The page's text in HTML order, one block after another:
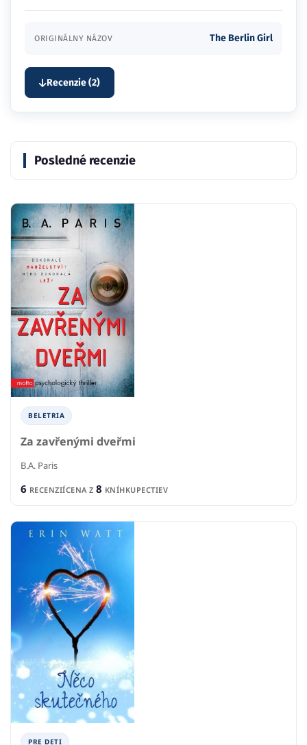
ORIGINÁLNY NÁZOV The Berlin Girl
Recenzie (2)
Posledné recenzie
BELETRIA
Za zavřenými dveřmi
B.A. Paris
6 RECENZIÍCENA Z 8 KNÍHKUPECTIEV
PRE DETI